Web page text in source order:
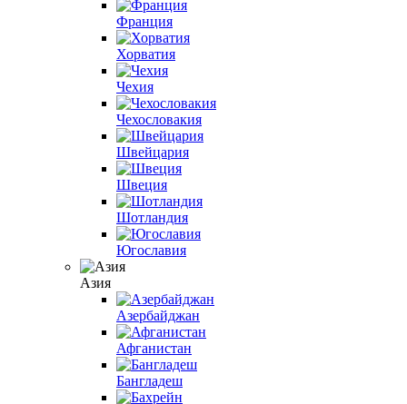
Франция
Хорватия
Чехия
Чехословакия
Швейцария
Швеция
Шотландия
Югославия
Азия
Азербайджан
Афганистан
Бангладеш